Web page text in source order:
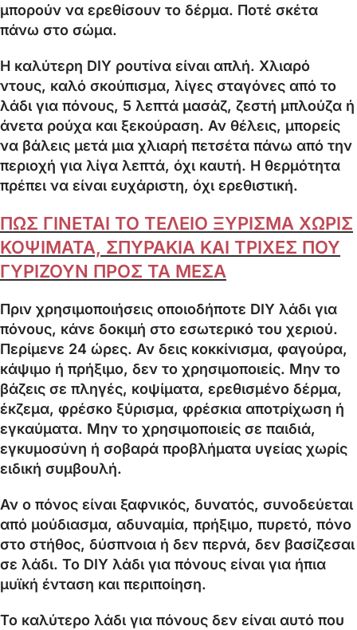
μπορούν να ερεθίσουν το δέρμα. Ποτέ σκέτα
πάνω στο σώμα.
Η καλύτερη DIY ρουτίνα είναι απλή. Χλιαρό
ντους, καλό σκούπισμα, λίγες σταγόνες από το
λάδι για πόνους, 5 λεπτά μασάζ, ζεστή μπλούζα ή
άνετα ρούχα και ξεκούραση. Αν θέλεις, μπορείς
να βάλεις μετά μια χλιαρή πετσέτα πάνω από την
περιοχή για λίγα λεπτά, όχι καυτή. Η θερμότητα
πρέπει να είναι ευχάριστη, όχι ερεθιστική.
ΠΩΣ ΓΙΝΕΤΑΙ ΤΟ ΤΕΛΕΙΟ ΞΥΡΙΣΜΑ ΧΩΡΙΣ
ΚΟΨΙΜΑΤΑ, ΣΠΥΡΑΚΙΑ ΚΑΙ ΤΡΙΧΕΣ ΠΟΥ
ΓΥΡΙΖΟΥΝ ΠΡΟΣ ΤΑ ΜΕΣΑ
Πριν χρησιμοποιήσεις οποιοδήποτε DIY λάδι για
πόνους, κάνε δοκιμή στο εσωτερικό του χεριού.
Περίμενε 24 ώρες. Αν δεις κοκκίνισμα, φαγούρα,
κάψιμο ή πρήξιμο, δεν το χρησιμοποιείς. Μην το
βάζεις σε πληγές, κοψίματα, ερεθισμένο δέρμα,
έκζεμα, φρέσκο ξύρισμα, φρέσκια αποτρίχωση ή
εγκαύματα. Μην το χρησιμοποιείς σε παιδιά,
εγκυμοσύνη ή σοβαρά προβλήματα υγείας χωρίς
ειδική συμβουλή.
Αν ο πόνος είναι ξαφνικός, δυνατός, συνοδεύεται
από μούδιασμα, αδυναμία, πρήξιμο, πυρετό, πόνο
στο στήθος, δύσπνοια ή δεν περνά, δεν βασίζεσαι
σε λάδι. Το DIY λάδι για πόνους είναι για ήπια
μυϊκή ένταση και περιποίηση.
Το καλύτερο λάδι για πόνους δεν είναι αυτό που